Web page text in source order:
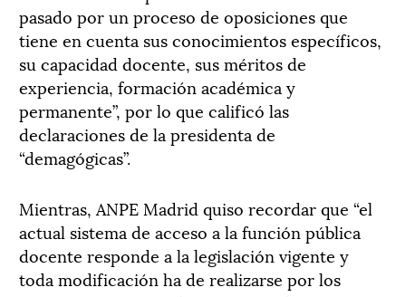
pasado por un proceso de oposiciones que
tiene en cuenta sus conocimientos específicos,
su capacidad docente, sus méritos de
experiencia, formación académica y
permanente”, por lo que calificó las
declaraciones de la presidenta de
“demagógicas”.
Mientras, ANPE Madrid quiso recordar que “el
actual sistema de acceso a la función pública
docente responde a la legislación vigente y
toda modificación ha de realizarse por los